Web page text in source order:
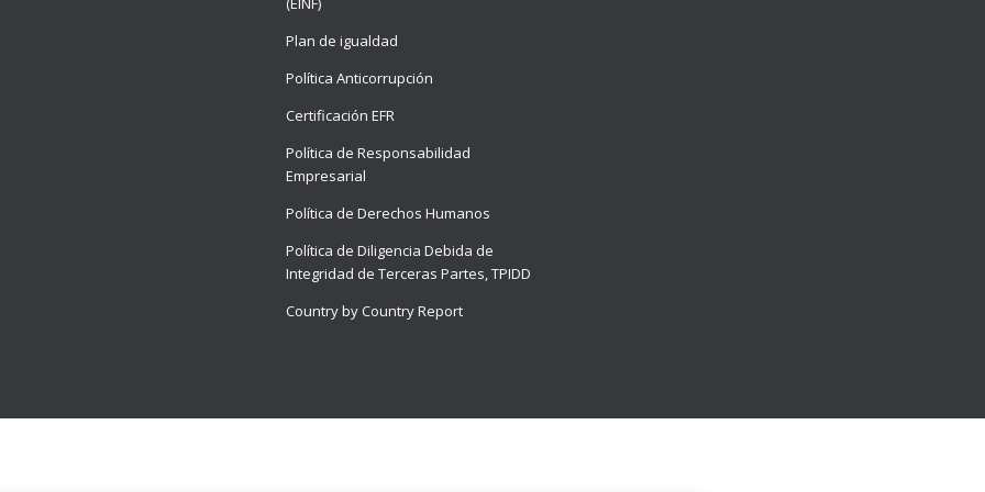
Plan de igualdad
Política Anticorrupción
Certificación EFR
Política de Responsabilidad
Empresarial
Política de Derechos Humanos
Política de Diligencia Debida de
Integridad de Terceras Partes, TPIDD
Country by Country Report